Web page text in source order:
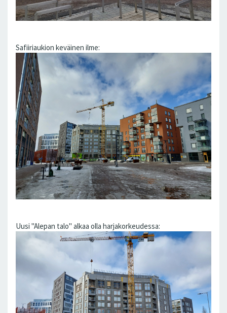
Safiiriaukion keväinen ilme:
Uusi "Alepan talo" alkaa olla harjakorkeudessa: